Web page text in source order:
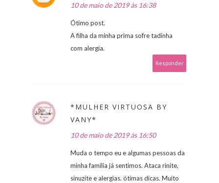
10 de maio de 2019 às 16:38
Ótimo post.
A filha da minha prima sofre tadinha
com alergia.
Responder
*MULHER VIRTUOSA BY
VANY*
10 de maio de 2019 às 16:50
Muda o tempo eu e algumas pessoas da
minha familia já sentimos. Ataca rinite,
sinuzite e alergias. ótimas dicas. Muito